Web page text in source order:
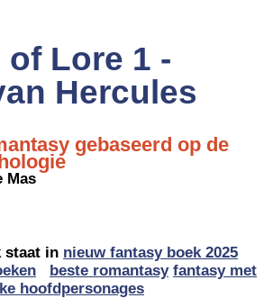
Lore 1 -
Hercules
gebaseerd op de
Mas
staat in nieuw fantasy boek 2025
beste romantasy fantasy met
hoofdpersonages